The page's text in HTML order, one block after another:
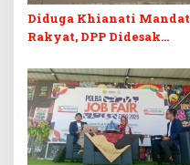
Diduga Khianati Mandat
Rakyat, DPP Didesak
Morowali